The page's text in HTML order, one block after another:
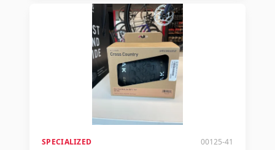
supérieure et des performances de pointe
dans toutes les conditions. Utilisation -
Compétition et randonnée XC. Terrain -
Montagne. Composés - GRIPTON T5/T7. Type -
Tubeless. Combinaison de roues
recommandée - Roval Control World Cup et
Roval Control SL.
SPECIALIZED 00125-41